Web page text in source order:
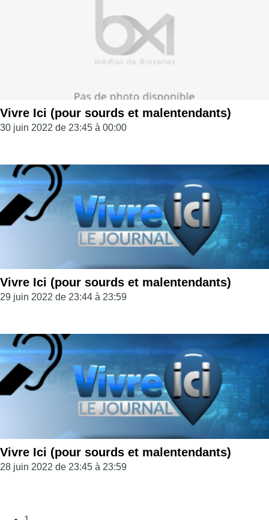
Vivre Ici (pour sourds et malentendants)
30 juin 2022 de 23:45 à 00:00
Vivre Ici (pour sourds et malentendants)
29 juin 2022 de 23:44 à 23:59
Vivre Ici (pour sourds et malentendants)
28 juin 2022 de 23:45 à 23:59